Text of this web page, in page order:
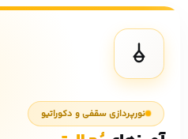
نورپردازی سقفی و دکوراتیو